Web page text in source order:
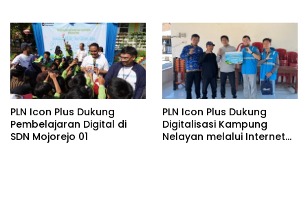
PLN Icon Plus Dukung
Pembelajaran Digital di
SDN Mojorejo 01
PLN Icon Plus Dukung
Digitalisasi Kampung
Nelayan melalui Internet